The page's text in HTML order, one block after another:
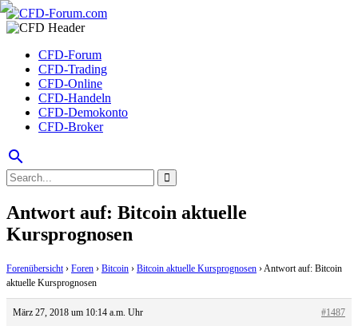
CFD-Forum
CFD-Trading
CFD-Online
CFD-Handeln
CFD-Demokonto
CFD-Broker
search
Antwort auf: Bitcoin aktuelle
Kursprognosen
Forenübersicht › Foren › Bitcoin › Bitcoin aktuelle Kursprognosen ›Antwort auf: Bitcoin
aktuelle Kursprognosen
März 27, 2018 um 10:14 a.m. Uhr
#1487